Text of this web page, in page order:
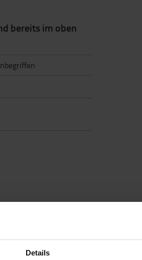
Details
bereits im oben